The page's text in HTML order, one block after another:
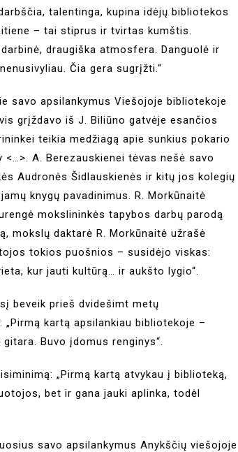
talentinga, kupina idėjų bibliotekos
– tai stiprus ir tvirtas kumštis.
draugiška atmosfera. Danguolė ir
Čia gera sugrįžti.“
savo apsilankymus Viešojoje bibliotekoje
grįždavo iš J. Biliūno gatvėje esančios
teikia medžiagą apie sunkius pokario
A. Berezauskienei tėvas nešė savo
Audronės Šidlauskienės ir kitų jos kolegių
knygų pavadinimus. R. Morkūnaitė
mokslininkės tapybos darbų parodą
mokslų daktarė R. Morkūnaitė užrašė
tokios puošnios – susidėjo viskas:
kur jauti kultūrą… ir aukšto lygio“.
beveik prieš dvidešimt metų
kartą apsilankiau bibliotekoje –
Buvo įdomus renginys“.
„Pirmą kartą atvykau į biblioteką,
bet ir gana jauki aplinka, todėl
savo apsilankymus Anykščių viešojoje